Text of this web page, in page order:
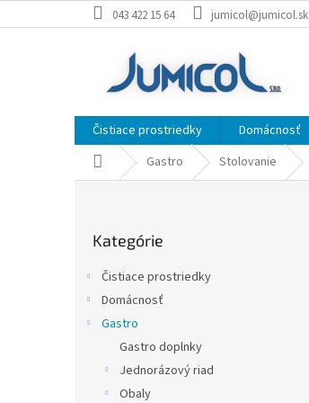
na
043 422 15 64 jumicol@jumicol.sk
Čistiace prostriedky Domácnosť
Domov Gastro Stolovanie
kategórie
Kategórie
Čistiace prostriedky
Domácnosť
Gastro
Gastro doplnky
Jednorázový riad
Obaly